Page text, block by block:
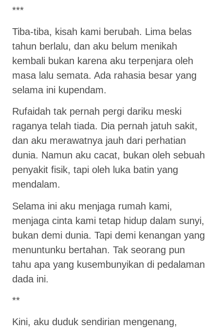
***
Tiba-tiba, kisah kami berubah. Lima belas
tahun berlalu, dan aku belum menikah
kembali bukan karena aku terpenjara oleh
masa lalu semata. Ada rahasia besar yang
selama ini kupendam.
Rufaidah tak pernah pergi dariku meski
raganya telah tiada. Dia pernah jatuh sakit,
dan aku merawatnya jauh dari perhatian
dunia. Namun aku cacat, bukan oleh sebuah
penyakit fisik, tapi oleh luka batin yang
mendalam.
Selama ini aku menjaga rumah kami,
menjaga cinta kami tetap hidup dalam sunyi,
bukan demi dunia. Tapi demi kenangan yang
menuntunku bertahan. Tak seorang pun
tahu apa yang kusembunyikan di pedalaman
dada ini.
**
Kini, aku duduk sendirian mengenang,